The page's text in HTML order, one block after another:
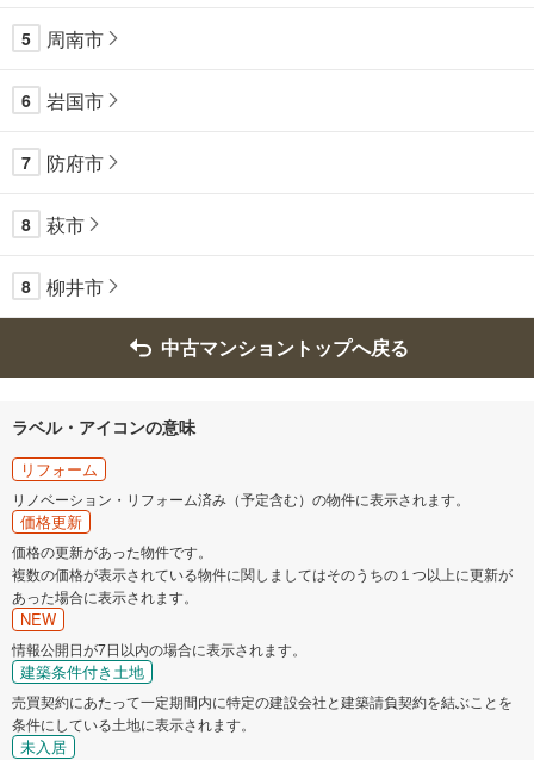
5 周南市
6 岩国市
7 防府市
8 萩市
8 柳井市
中古マンショントップへ戻る
ラベル・アイコンの意味
リフォーム
リノベーション・リフォーム済み（予定含む）の物件に表示されます。
価格更新
価格の更新があった物件です。
複数の価格が表示されている物件に関しましてはそのうちの１つ以上に更新が
あった場合に表示されます。
NEW
情報公開日が7日以内の場合に表示されます。
建築条件付き土地
売買契約にあたって一定期間内に特定の建設会社と建築請負契約を結ぶことを
条件にしている土地に表示されます。
未入居